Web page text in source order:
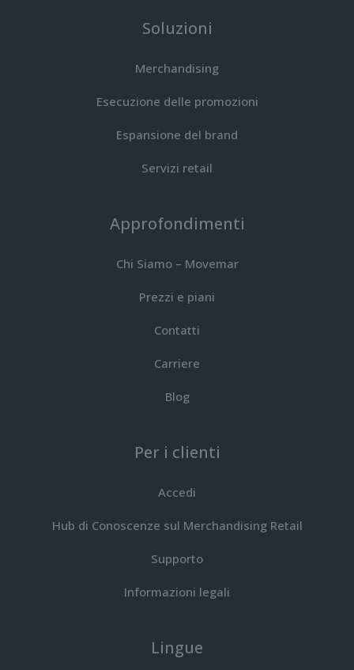
Soluzioni
Merchandising
Esecuzione delle promozioni
Espansione del brand
Servizi retail
Approfondimenti
Chi Siamo – Movemar
Prezzi e piani
Contatti
Carriere
Blog
Per i clienti
Accedi
Hub di Conoscenze sul Merchandising Retail
Supporto
Informazioni legali
Lingue